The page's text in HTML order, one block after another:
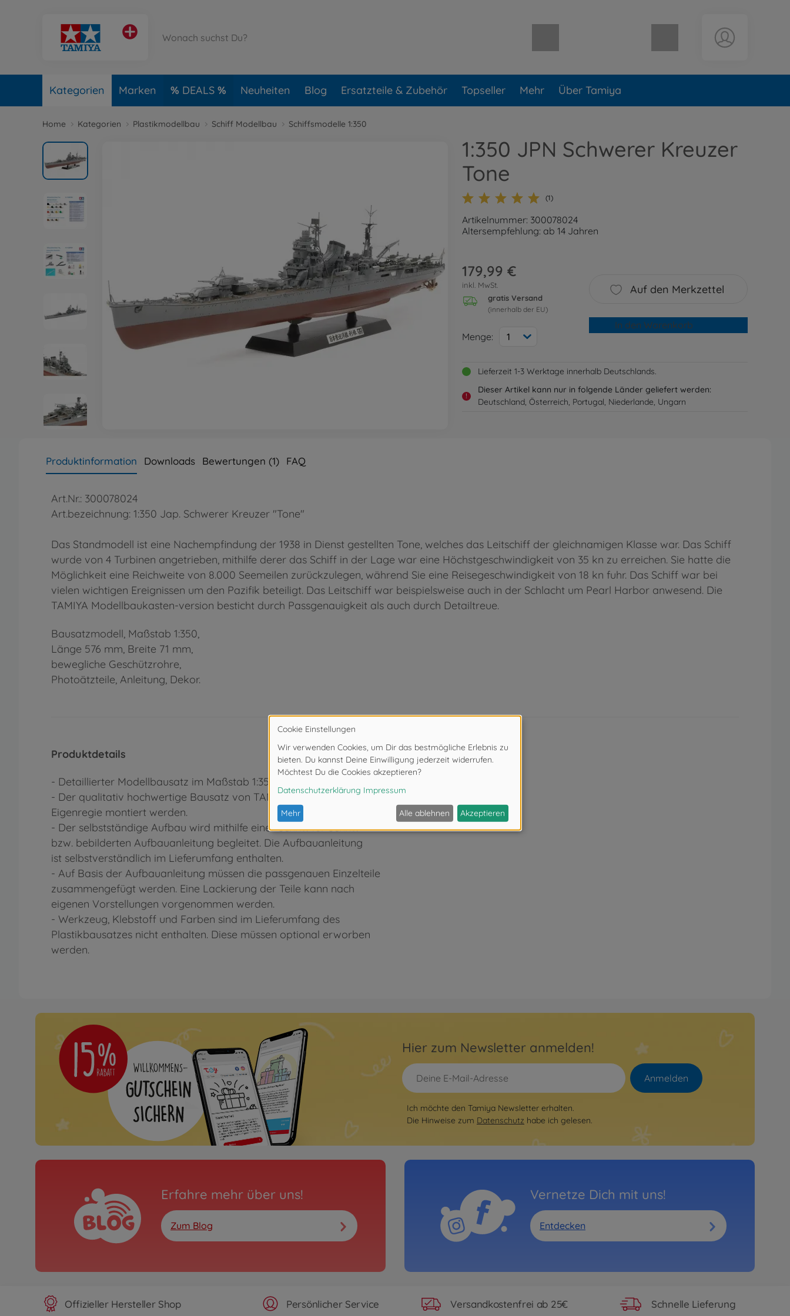
Warenkorb leer
Kategorien Marken DEALS Neuheiten Blog Ersatzteile & Zubehör Topseller Mehr Über Tamiya
Home Kategorien Plastikmodellbau Schiff Modellbau Schiffsmodelle 1:350
1:350 JPN Schwerer Kreuzer
Tone
(1)
Artikelnummer: 300078024
Altersempfehlung: ab 14 Jahren
179,99 €
inkl. MwSt.
gratis Versand
(innerhalb der EU)
Menge: 1
Auf den Merkzettel
In den Warenkorb
Lieferzeit 1-3 Werktage innerhalb Deutschlands.
!
Dieser Artikel kann nur in folgende Länder geliefert werden:
Deutschland, Österreich, Portugal, Niederlande, Ungarn
Produktinformation Downloads Bewertungen (1) FAQ
Art.Nr.: 300078024
Art.bezeichnung: 1:350 Jap. Schwerer Kreuzer "Tone"
Das Standmodell ist eine Nachempfindung der 1938 in Dienst gestellten Tone, welches das Leitschiff der gleichnamigen Klasse war. Das Schiff
wurde von 4 Turbinen angetrieben, mithilfe derer das Schiff in der Lage war eine Höchstgeschwindigkeit von 35 kn zu erreichen. Sie hatte die
Möglichkeit eine Reichweite von 8.000 Seemeilen zurückzulegen, während Sie eine Reisegeschwindigkeit von 18 kn fuhr. Das Schiff war bei
vielen wichtigen Ereignissen um den Pazifik beteiligt. Das Leitschiff war beispielsweise auch in der Schlacht um Pearl Harbor anwesend. Die
TAMIYA Modellbaukasten-version besticht durch Passgenauigkeit als auch durch Detailtreue.
Bausatzmodell, Maßstab 1:350,
Länge 576 mm, Breite 71 mm,
bewegliche Geschützrohre,
Photoätzteile, Anleitung, Dekor.
Produktdetails
- Detaillierter Modellbausatz im Maßstab 1:350
- Der qualitativ hochwertige Bausatz von TAMIYA muss in
Eigenregie montiert werden.
- Der selbstständige Aufbau wird mithilfe einer Schritt für Schritt
bzw. bebilderten Aufbauanleitung begleitet. Die Aufbauanleitung
ist selbstverständlich im Lieferumfang enthalten.
- Auf Basis der Aufbauanleitung müssen die passgenauen Einzelteile
zusammengefügt werden. Eine Lackierung der Teile kann nach
eigenen Vorstellungen vorgenommen werden.
- Werkzeug, Klebstoff und Farben sind im Lieferumfang des
Plastikbausatzes nicht enthalten. Diese müssen optional erworben
werden.
Hier zum Newsletter anmelden!
Anmelden
Ich möchte den Tamiya Newsletter erhalten.
Die Hinweise zum Datenschutz habe ich gelesen.
Erfahre mehr über uns!
Zum Blog
Vernetze Dich mit uns!
Entdecken
Offizieller Hersteller Shop Persönlicher Service Versandkostenfrei ab 25€ Schnelle Lieferung